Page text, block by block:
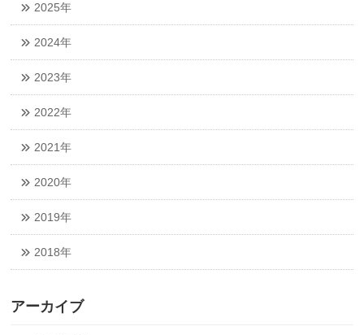
2025年
2024年
2023年
2022年
2021年
2020年
2019年
2018年
アーカイブ